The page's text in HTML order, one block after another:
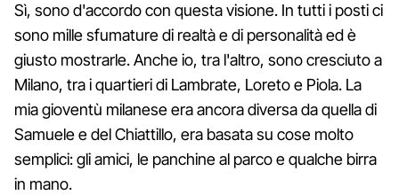
Sì, sono d'accordo con questa visione. In tutti i posti ci
sono mille sfumature di realtà e di personalità ed è
giusto mostrarle. Anche io, tra l'altro, sono cresciuto a
Milano, tra i quartieri di Lambrate, Loreto e Piola. La
mia gioventù milanese era ancora diversa da quella di
Samuele e del Chiattillo, era basata su cose molto
semplici: gli amici, le panchine al parco e qualche birra
in mano.